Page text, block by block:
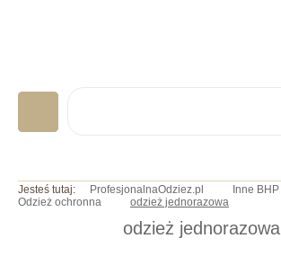
GASTRONOMICZNA
Jesteś tutaj: ProfesjonalnaOdziez.pl
Inne BHP
Odzież ochronna
odzież jednorazowa
odzież jednorazowa